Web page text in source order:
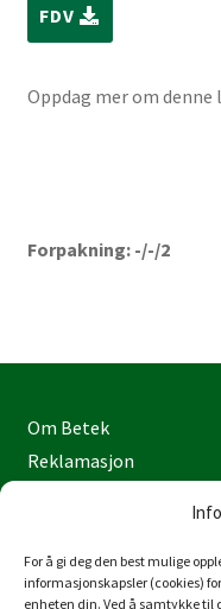
For å gi deg den best mulige
informasjonskapsler (cookies)
enheten din. Ved å samtykke til
FDV
Oppdag mer om denne
Forpakning: -/-/2
Om Betek
Reklamasjon
Personvernerklæring
Åpenhetsloven